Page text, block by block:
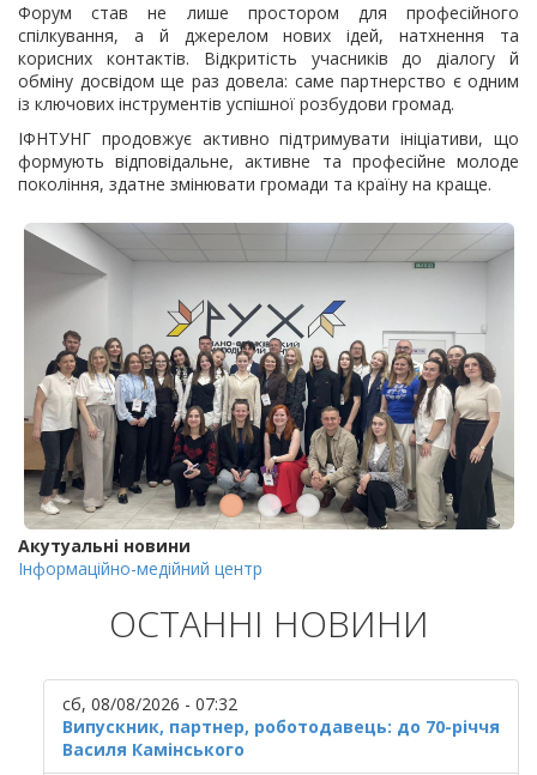
Форум став не лише простором для професійного
спілкування, а й джерелом нових ідей, натхнення та
корисних контактів. Відкритість учасників до діалогу й
обміну досвідом ще раз довела: саме партнерство є одним
із ключових інструментів успішної розбудови громад.
ІФНТУНГ продовжує активно підтримувати ініціативи, що
формують відповідальне, активне та професійне молоде
покоління, здатне змінювати громади та країну на краще.
Акутуальні новини
Інформаційно-медійний центр
ОСТАННІ НОВИНИ
сб, 08/08/2026 - 07:32
Випускник, партнер, роботодавець: до 70-річчя
Василя Камінського